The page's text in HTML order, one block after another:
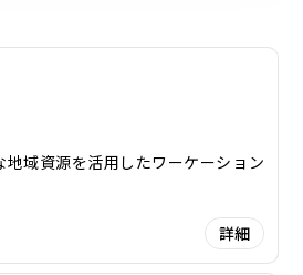
域資源を活用したワーケーション
詳細